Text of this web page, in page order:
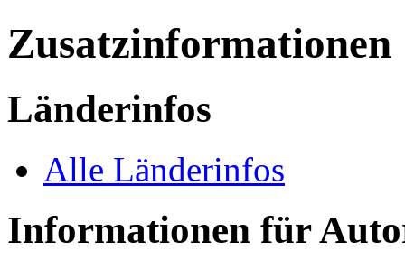
Zusatzinformationen
Länderinfos
Alle Länderinfos
Informationen für